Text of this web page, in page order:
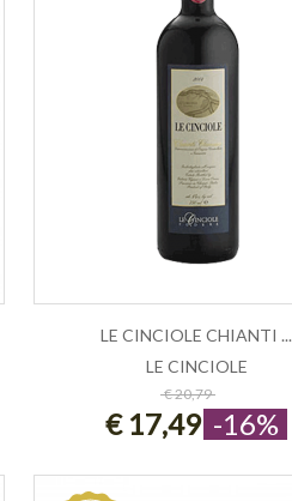
ESAURITO
LE CINCIOLE CHIANTI ...
LE CINCIOLE
€ 20,79
€ 17,49 -16%